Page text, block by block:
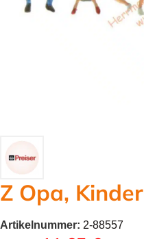
Z Opa, Kinder
Artikelnummer: 2-88557